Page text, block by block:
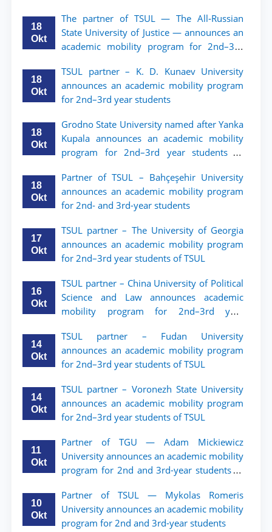
18
Okt
The partner of TSUL — The All‑Russian
State University of Justice — announces an
academic mobility program for 2nd–3rd
of Law
18
Okt
TSUL partner – K. D. Kunaev University
announces an academic mobility program
for 2nd–3rd year students
18
Okt
Grodno State University named after Yanka
Kupala announces an academic mobility
program for 2nd–3rd year students of
18
Okt
Partner of TSUL – Bahçeşehir University
announces an academic mobility program
for 2nd- and 3rd-year students
17
Okt
TSUL partner – The University of Georgia
announces an academic mobility program
for 2nd–3rd year students of TSUL
16
Okt
TSUL partner – China University of Political
Science and Law announces academic
mobility program for 2nd–3rd year
14
Okt
TSUL partner – Fudan University
announces an academic mobility program
for 2nd–3rd year students of TSUL
14
Okt
TSUL partner – Voronezh State University
announces an academic mobility program
for 2nd–3rd year students of TSUL
11
Okt
Partner of TGU — Adam Mickiewicz
University announces an academic mobility
program for 2nd and 3rd-year students of
10
Okt
Partner of TSUL — Mykolas Romeris
University announces an academic mobility
program for 2nd and 3rd-year students